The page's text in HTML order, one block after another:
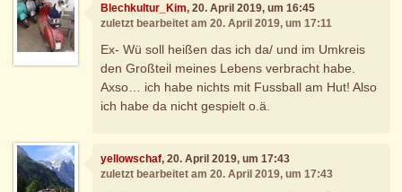
Blechkultur_Kim, 20. April 2019, um 16:45
zuletzt bearbeitet am 20. April 2019, um 17:11
Ex- Wü soll heißen das ich da/ und im Umkreis
den Großteil meines Lebens verbracht habe.
Axso… ich habe nichts mit Fussball am Hut! Also
ich habe da nicht gespielt o.ä.
yellowschaf, 20. April 2019, um 17:43
zuletzt bearbeitet am 20. April 2019, um 17:43